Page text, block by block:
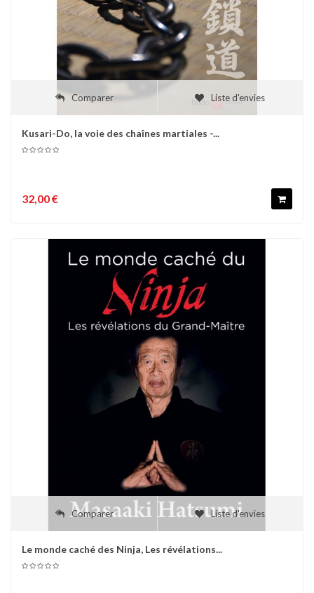
Comparer Liste d'envies
Kusari-Do, la voie des chaînes martiales -...
32,00 €
Comparer Liste d'envies
Le monde caché des Ninja, Les révélations...